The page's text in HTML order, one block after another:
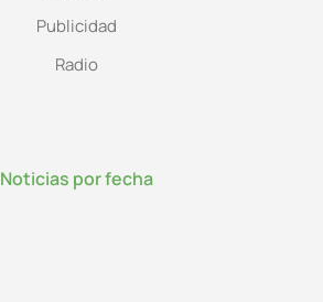
Publicidad
Radio
Noticias por fecha